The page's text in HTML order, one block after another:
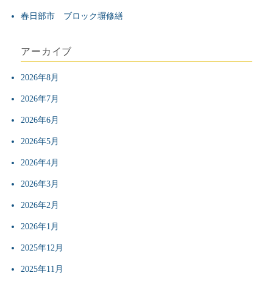
春日部市 ブロック塀修繕
アーカイブ
2026年8月
2026年7月
2026年6月
2026年5月
2026年4月
2026年3月
2026年2月
2026年1月
2025年12月
2025年11月